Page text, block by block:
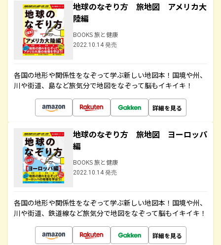
地球のなぞり方 旅地図 アメリカ大
陸編
BOOKS 旅と健康
2022.10.14 発売
各国の地形や関係性をなぞって学ぶ新しい地図本！国境や州、
川や街道、島など旅気分で地図をなぞって脳もイキイキ！
詳細を見る
地球のなぞり方 旅地図 ヨーロッパ
編
BOOKS 旅と健康
2022.10.14 発売
各国の地形や関係性をなぞって学ぶ新しい地図本！国境や州、
川や街道、鉄道線など旅気分で地図をなぞって脳もイキイキ！
詳細を見る